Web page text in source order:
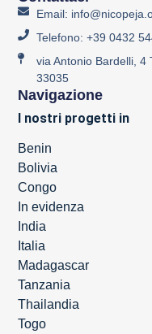
Email:
Telefono: +39 0432
via Antonio Bardelli, 4
33035
Navigazione
I nostri progetti in
Benin
Bolivia
Congo
In evidenza
India
Italia
Madagascar
Tanzania
Thailandia
Togo